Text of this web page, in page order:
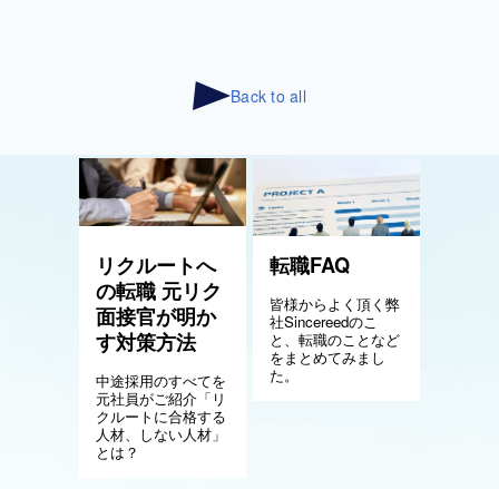
Back to all
リクルートへ
の転職 元リク
面接官が明か
す対策方法
中途採用のすべてを
元社員がご紹介「リ
クルートに合格する
人材、しない人材」
とは？
転職FAQ
皆様からよく頂く弊
社Sincereedのこ
と、転職のことなど
をまとめてみまし
た。